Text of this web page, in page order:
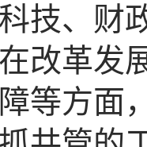
技、财
改革发
等方面